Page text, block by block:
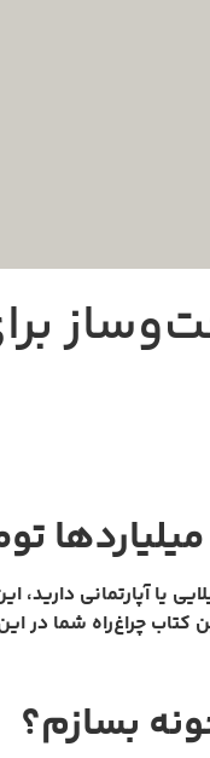
یا آپارتمانی
کتاب چراغ‌راه شما در
بسازم؟